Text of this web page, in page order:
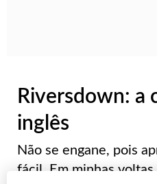
Riversdown: a
inglês
Não se engane, pois
fácil. Em minhas voltas